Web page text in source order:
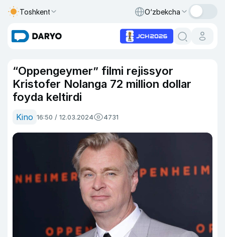
Toshkent O‘zbekcha
“Oppengeymer” filmi rejissyor
Kristofer Nolanga 72 million dollar
foyda keltirdi
Kino 16:50 / 12.03.2024 4731